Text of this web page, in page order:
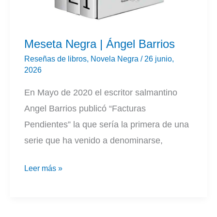
Meseta Negra | Ángel Barrios
Reseñas de libros, Novela Negra / 26 junio,
2026
En Mayo de 2020 el escritor salmantino
Angel Barrios publicó “Facturas
Pendientes” la que sería la primera de una
serie que ha venido a denominarse,
Meseta
Leer más »